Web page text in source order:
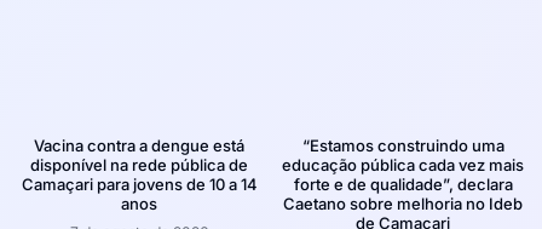
Vacina contra a dengue está
disponível na rede pública de
Camaçari para jovens de 10 a 14
anos
“Estamos construindo uma
educação pública cada vez mais
forte e de qualidade”, declara
Caetano sobre melhoria no Ideb
de Camaçari